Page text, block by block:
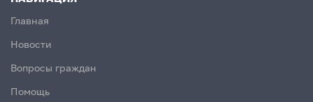
Главная
Новости
Вопросы граждан
Помощь